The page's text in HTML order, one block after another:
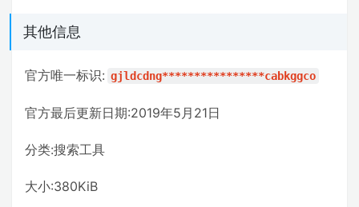
其他信息
官方唯一标识: gjldcdng****************cabkggco
官方最后更新日期:2019年5月21日
分类:搜索工具
大小:380KiB